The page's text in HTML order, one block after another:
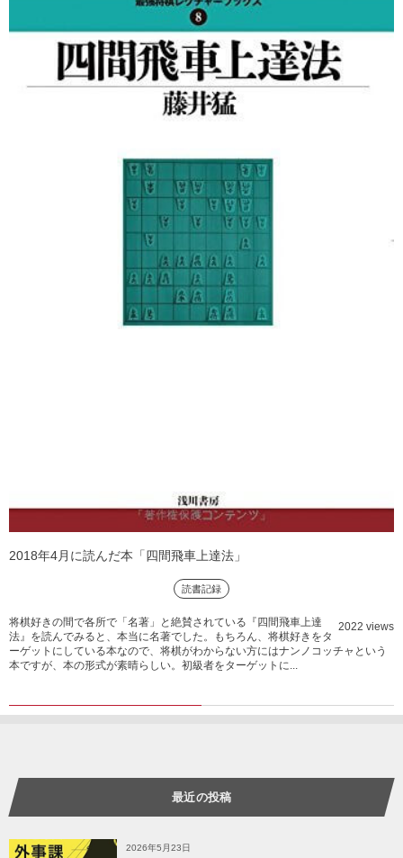
2018年4月に読んだ本「四間飛車上達法」
読書記録
2022 views
将棋好きの間で各所で「名著」と絶賛されている『四間飛車上達
法』を読んでみると、本当に名著でした。もちろん、将棋好きをタ
ーゲットにしている本なので、将棋がわからない方にはナンノコッチャという
本ですが、本の形式が素晴らしい。初級者をターゲットに...
最近の投稿
2026年5月23日